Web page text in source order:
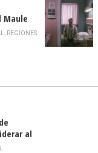
Maule
de la
, REGIONES
al
,